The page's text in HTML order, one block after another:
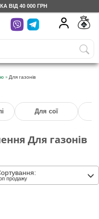
ВІД 40 000 ГРН
UA
грн
» Для газонів
Для сої
Для газонів
продажу